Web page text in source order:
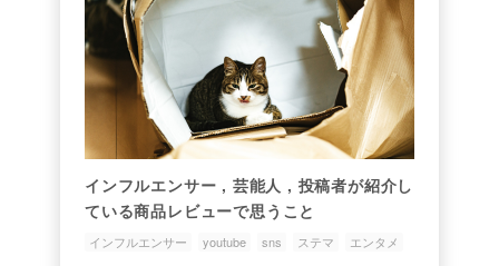
インフルエンサー , 芸能人 , 投稿者が紹介し
ている商品レビューで思うこと
インフルエンサー youtube sns ステマ エンタメ